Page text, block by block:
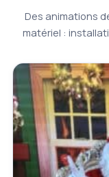
Des animations
matériel :